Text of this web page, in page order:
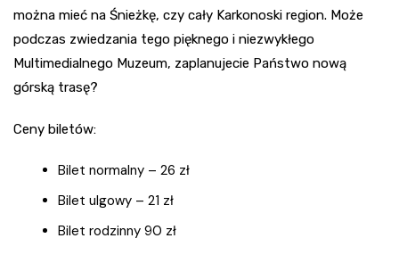
można mieć na Śnieżkę, czy cały Karkonoski region. Może
podczas zwiedzania tego pięknego i niezwykłego
Multimedialnego Muzeum, zaplanujecie Państwo nową
górską trasę?
Ceny biletów:
Bilet normalny – 26 zł
Bilet ulgowy – 21 zł
Bilet rodzinny 90 zł